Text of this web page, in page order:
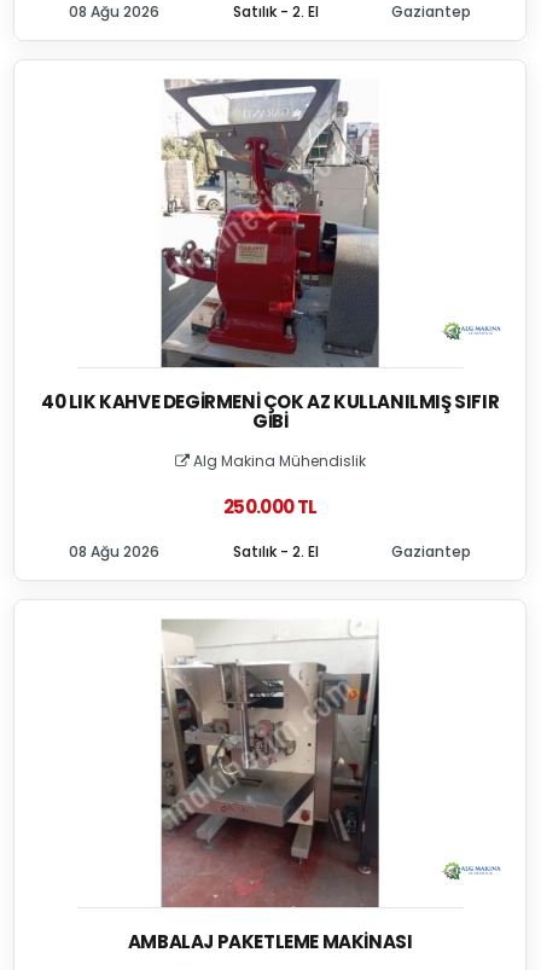
Satılık - 2. El
08 Ağu 2026 Gaziantep
40 LIK KAHVE DEGIRMENI ÇOK AZ KULLANILMIŞ SIFIR
GIBI
Alg Makina Mühendislik
250.000 TL
Satılık - 2. El
08 Ağu 2026 Gaziantep
AMBALAJ PAKETLEME MAKINASI